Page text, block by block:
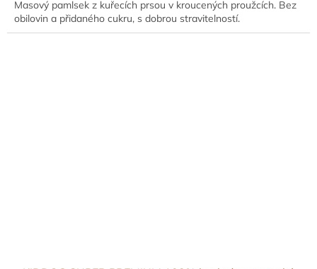
Masový pamlsek z kuřecích prsou v kroucených proužcích. Bez
obilovin a přidaného cukru, s dobrou stravitelností.